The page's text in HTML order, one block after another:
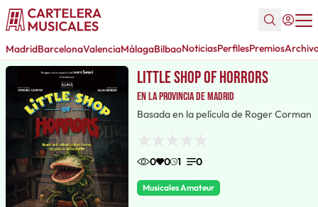
MadridBarcelonaValenciaMálagaBilbaoNoticiasPerfilesPremios
Little shop of horrors
en la provincia de Madrid
Basada en la película de Roger Corman
0 0 1 0
Musicales Amateur